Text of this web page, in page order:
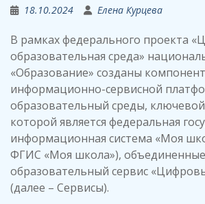
18.10.2024 Елена Курцева
В рамках федерального проекта
образовательная среда»
«Образование» созданы
информационно-сервисной
образовательный среды,
которой является федеральная
информационная система «Моя
ФГИС «Моя школа»),
образовательный сервис
(далее – Сервисы).